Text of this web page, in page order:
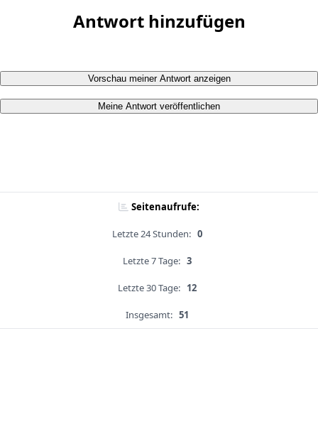
Antwort hinzufügen
Vorschau meiner Antwort anzeigen
Meine Antwort veröffentlichen
Seitenaufrufe:
Letzte 24 Stunden: 0
Letzte 7 Tage: 3
Letzte 30 Tage: 12
Insgesamt: 51